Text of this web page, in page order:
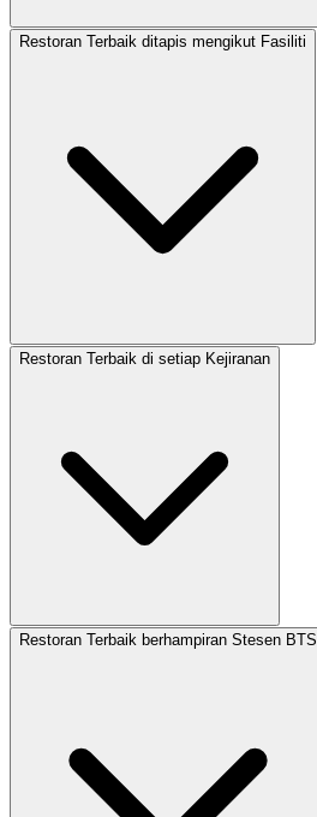
Restoran Terbaik ditapis mengikut Fasiliti
Restoran Terbaik di setiap Kejiranan
Restoran Terbaik berhampiran Stesen BTS